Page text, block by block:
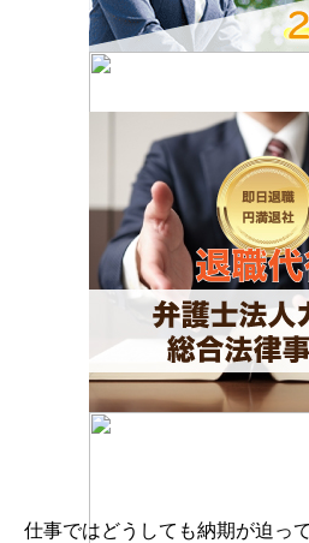
仕事ではどうしても納期が迫っ